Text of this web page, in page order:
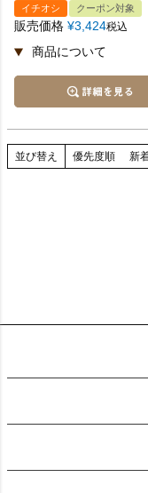
イチオシ クーポン対象
販売価格 ¥3,424税込
並び替え 優先度順 新